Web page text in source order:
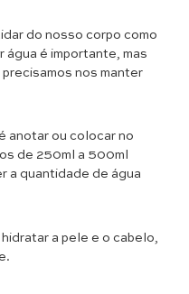
do nosso corpo como
água é importante, mas
nos manter
anotar ou colocar no
de 250ml a 500ml
a quantidade de água
a pele e o cabelo,